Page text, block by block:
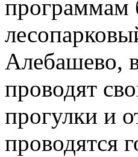
программам
Алебашево,
проводят
прогулки и
проводятся